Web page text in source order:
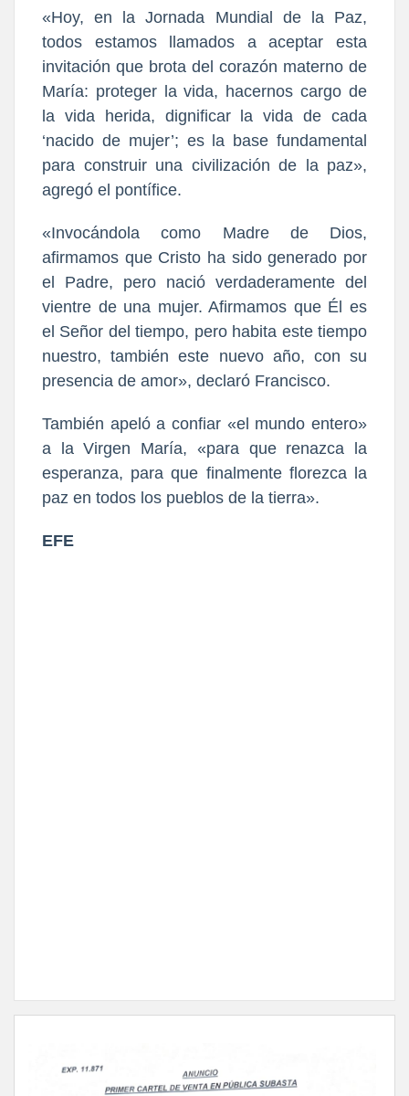
«Hoy, en la Jornada Mundial de la Paz,
todos estamos llamados a aceptar esta
invitación que brota del corazón materno de
María: proteger la vida, hacernos cargo de
la vida herida, dignificar la vida de cada
‘nacido de mujer’; es la base fundamental
para construir una civilización de la paz»,
agregó el pontífice.
«Invocándola como Madre de Dios,
afirmamos que Cristo ha sido generado por
el Padre, pero nació verdaderamente del
vientre de una mujer. Afirmamos que Él es
el Señor del tiempo, pero habita este tiempo
nuestro, también este nuevo año, con su
presencia de amor», declaró Francisco.
También apeló a confiar «el mundo entero»
a la Virgen María, «para que renazca la
esperanza, para que finalmente florezca la
paz en todos los pueblos de la tierra».
EFE